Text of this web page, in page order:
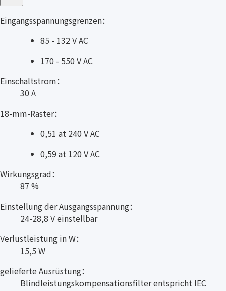
Eingangsspannungsgrenzen：
85 - 132 V AC
170 - 550 V AC
Einschaltstrom：
30 A
18-mm-Raster：
0,51 at 240 V AC
0,59 at 120 V AC
Wirkungsgrad：
87 %
Einstellung der Ausgangsspannung：
24-28,8 V einstellbar
Verlustleistung in W：
15,5 W
gelieferte Ausrüstung：
Blindleistungskompensationsfilter entspricht IEC